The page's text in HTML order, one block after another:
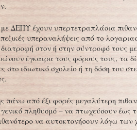
με ΔΕΠΥ έχουν υπερτετραπλάσια
υπεραναλήψεις από το
στον ή στην σύντροφό τους
έγκαιρα τους φόρους τους, τα
στο ιδιωτικό σχολείο ή τη δόση του
πάνω από έξι φορές μεγαλύτερη
πληθυσμό – να πτωχεύσουν έως
να αυτοκτονήσουν λόγω των